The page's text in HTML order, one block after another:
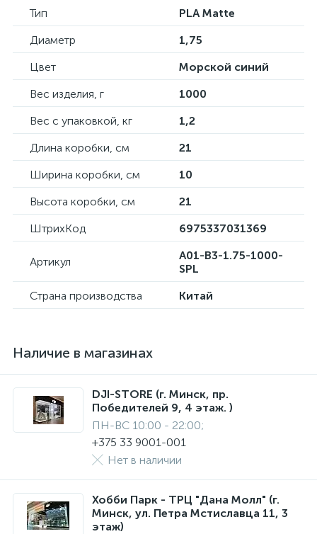
Тип
PLA Matte
Диаметр
1,75
Цвет
Морской cиний
Вес изделия, г
1000
Вес с упаковкой, кг
1,2
Длина коробки, см
21
Ширина коробки, см
10
Высота коробки, см
21
ШтрихКод
6975337031369
Артикул
A01-B3-1.75-1000-
SPL
Страна производства
Китай
Наличие в магазинах
DJI-STORE (г. Минск, пр.
Победителей 9, 4 этаж. )
ПН-ВС 10:00 - 22:00;
+375 33 9001-001
Нет в наличии
Хобби Парк - ТРЦ "Дана Молл" (г.
Минск, ул. Петра Мстиславца 11, 3
этаж)